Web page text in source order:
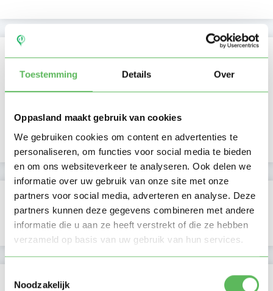
Toestemming Details Over
Oppasland maakt gebruik van cookies
We gebruiken cookies om content en advertenties te
personaliseren, om functies voor social media te bieden
en om ons websiteverkeer te analyseren. Ook delen we
informatie over uw gebruik van onze site met onze
partners voor social media, adverteren en analyse. Deze
partners kunnen deze gegevens combineren met andere
informatie die u aan ze heeft verstrekt of die ze hebben
verzameld op basis van uw gebruik van hun services.
Noodzakelijk
Laatste activiteit 15-02-2026
Profiel bijgewerkt 10-10-2025
Verificaties
E-mailadres is geverifieerd
Locatie oppasadres (Rijswijk (ZH))